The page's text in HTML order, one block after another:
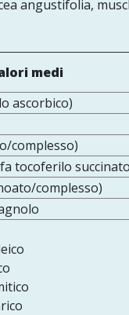
angustifolia,
medi
ascorbico)
complesso)
tocoferilo
complesso)